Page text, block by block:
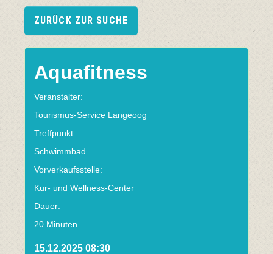
ZURÜCK ZUR SUCHE
Aquafitness
Veranstalter:
Tourismus-Service Langeoog
Treffpunkt:
Schwimmbad
Vorverkaufsstelle:
Kur- und Wellness-Center
Dauer:
20 Minuten
15.12.2025 08:30